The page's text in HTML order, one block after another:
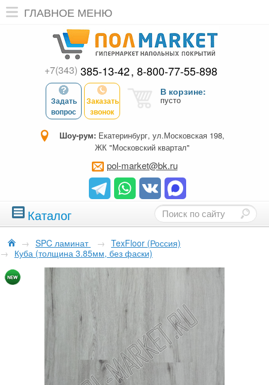
ГЛАВНОЕ МЕНЮ
+7(343) 385-13-42 8-800-77-55-898
Задать
вопрос
Заказать
звонок
В корзине:
пусто
Шоу-рум: Екатеринбург, ул.Московская 198,
ЖК "Московский квартал"
pol-market@bk.ru
Каталог
→ SPC ламинат → TexFloor (Россия)
→ Куба (толщина 3.85мм, без фаски)